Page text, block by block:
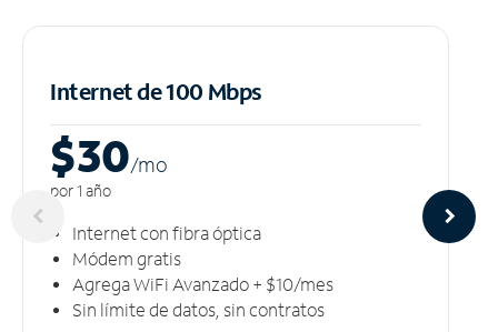
Internet de 100 Mbps
$30/mo
por 1 año
Internet con fibra óptica
Módem gratis
Agrega WiFi Avanzado + $10/mes
Sin límite de datos, sin contratos